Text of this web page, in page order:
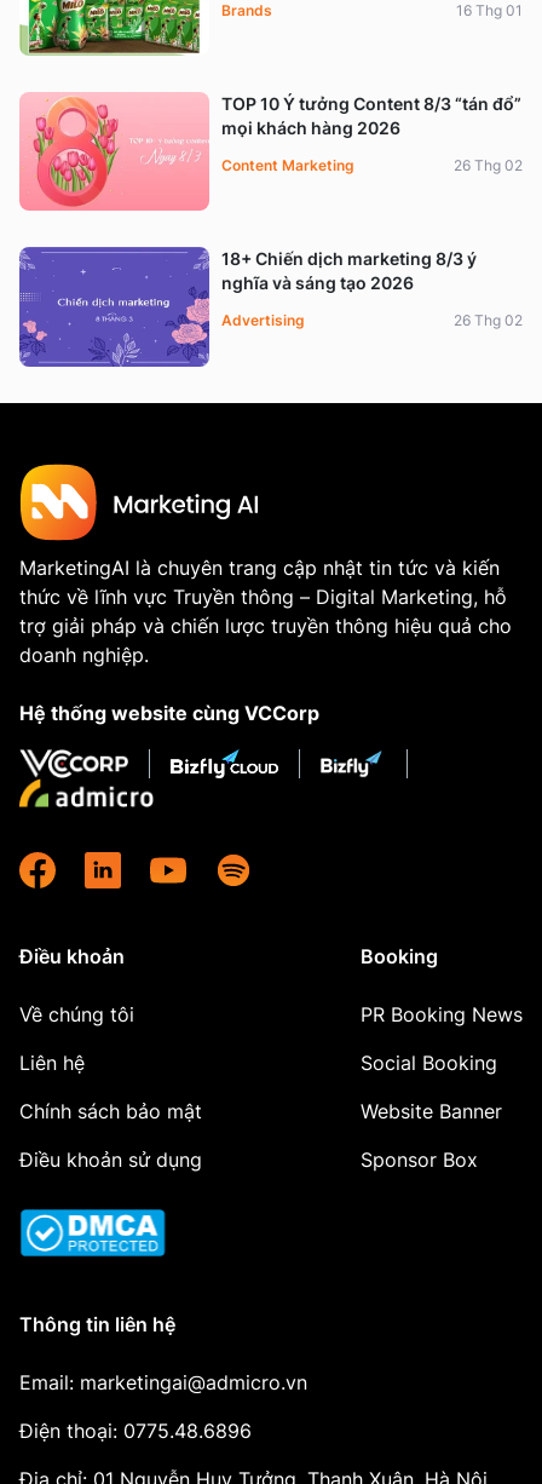
Brands 16 Thg 01
TOP 10 Ý tưởng Content 8/3 “tán đổ”
mọi khách hàng 2026
Content Marketing 26 Thg 02
18+ Chiến dịch marketing 8/3 ý
nghĩa và sáng tạo 2026
Advertising 26 Thg 02
MarketingAI là chuyên trang cập nhật tin tức và kiến
thức về lĩnh vực Truyền thông – Digital Marketing, hỗ
trợ giải pháp và chiến lược truyền thông hiệu quả cho
doanh nghiệp.
Hệ thống website cùng VCCorp
Điều khoản
Về chúng tôi
Liên hệ
Chính sách bảo mật
Điều khoản sử dụng
Booking
PR Booking News
Social Booking
Website Banner
Sponsor Box
Thông tin liên hệ
Email: marketingai@admicro.vn
Điện thoại: 0775.48.6896
Địa chỉ: 01 Nguyễn Huy Tưởng, Thanh Xuân, Hà Nội